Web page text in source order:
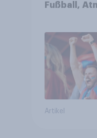
Fußball,
Artikel